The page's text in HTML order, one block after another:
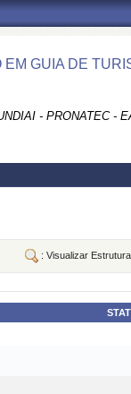
GUIA DE
- PRONATEC -
: Visualizar